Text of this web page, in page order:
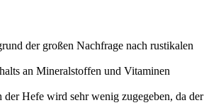
der großen Nachfrage nach rustikalen
an Mineralstoffen und Vitaminen
Hefe wird sehr wenig zugegeben, da der